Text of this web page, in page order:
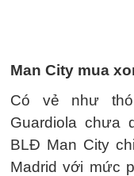
Man City mua
Có vẻ như
Guardiola chưa
BLĐ Man City
Madrid với mức